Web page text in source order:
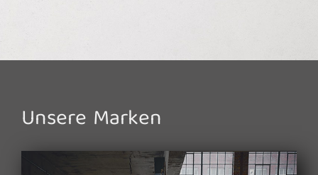
Unsere Marken